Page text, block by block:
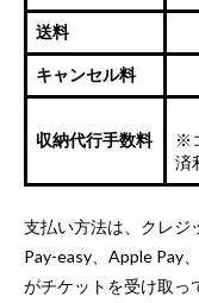
送料
キャンセル料
収納代行手数料
※
済
支払い方法は、クレジ
Pay-easy、Apple Pay
がチケットを受け取っ